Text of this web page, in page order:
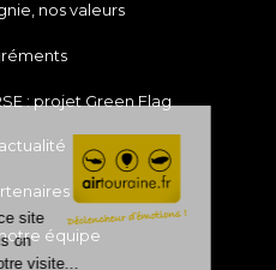
nos valeurs
: projet Green Flag
équipe